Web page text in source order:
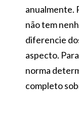
anualmente.
não tem
diferencie
aspecto.
norma
completo